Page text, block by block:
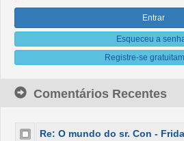
Esqueceu a
Registre-se
Comentários Recentes
Re: O mundo do sr. Con -